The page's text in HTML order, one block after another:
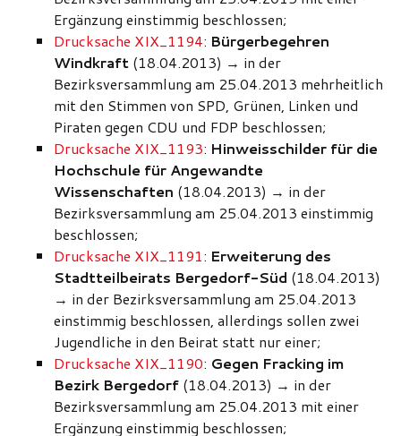
Ergänzung einstimmig beschlossen;
Drucksache XIX_1194: Bürgerbegehren
Windkraft (18.04.2013) → in der
Bezirksversammlung am 25.04.2013 mehrheitlich
mit den Stimmen von SPD, Grünen, Linken und
Piraten gegen CDU und FDP beschlossen;
Drucksache XIX_1193: Hinweisschilder für die
Hochschule für Angewandte
Wissenschaften (18.04.2013) → in der
Bezirksversammlung am 25.04.2013 einstimmig
beschlossen;
Drucksache XIX_1191: Erweiterung des
Stadtteilbeirats Bergedorf-Süd (18.04.2013)
→ in der Bezirksversammlung am 25.04.2013
einstimmig beschlossen, allerdings sollen zwei
Jugendliche in den Beirat statt nur einer;
Drucksache XIX_1190: Gegen Fracking im
Bezirk Bergedorf (18.04.2013) → in der
Bezirksversammlung am 25.04.2013 mit einer
Ergänzung einstimmig beschlossen;